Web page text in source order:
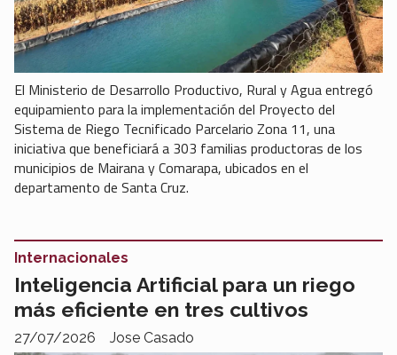
El Ministerio de Desarrollo Productivo, Rural y Agua entregó
equipamiento para la implementación del Proyecto del
Sistema de Riego Tecnificado Parcelario Zona 11, una
iniciativa que beneficiará a 303 familias productoras de los
municipios de Mairana y Comarapa, ubicados en el
departamento de Santa Cruz.
Inteligencia Artificial para un riego
más eficiente en tres cultivos
Jose Casado
Internacionales
27/07/2026